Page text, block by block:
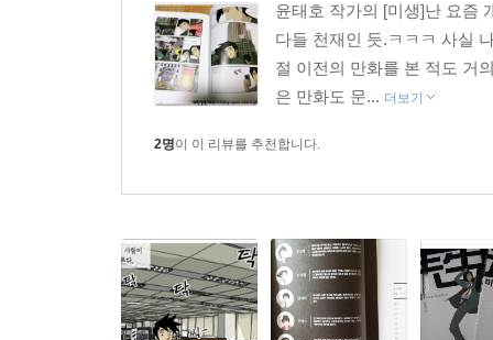
윤태호 작가의 [미생]난 요즘
다들 천재인 듯.ㅋㅋㅋ 사실
절 이전의 만화를 본 적도 거
은 만화도 문... 더보기
2명이 이 리뷰를 추천합니다.